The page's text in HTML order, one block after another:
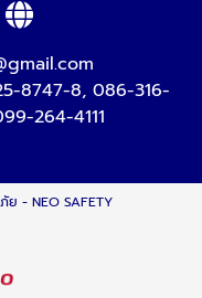
8747-8, 086-316-
264-4111
ย - NEO SAFETY